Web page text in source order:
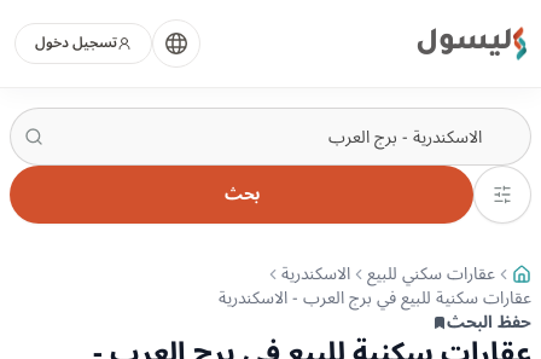
ليسول تسجيل دخول
بحث
عقارات سكني للبيع الاسكندرية
عقارات سكنية للبيع في برج العرب - الاسكندرية
حفظ البحث